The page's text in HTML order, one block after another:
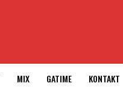
MIX GATIME KONTAKT